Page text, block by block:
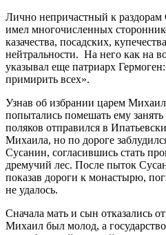
Лично непричастный к
имел многочисленных
казачества, посадских,
нейтральности. На него как на
указывал еще патриарх
примирить всех».
Узнав об избрании царем
попытались помешать ему
поляков отправился в
Михаила, но по дороге
Сусанин, согласившись стать
дремучий лес. После пыток
показав дороги к монастырю,
не удалось.
Сначала мать и сын отказались
Михаил был молод, а